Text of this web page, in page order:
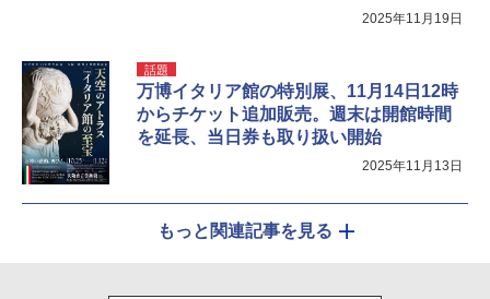
2025年11月19日
話題
万博イタリア館の特別展、11月14日12時
からチケット追加販売。週末は開館時間
を延長、当日券も取り扱い開始
2025年11月13日
もっと関連記事を見る